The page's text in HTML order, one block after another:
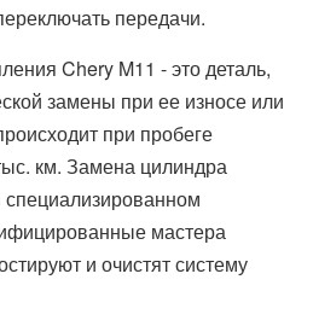
передачи.
Chery M11 - это деталь,
замены при ее износе или
при пробеге
км. Замена цилиндра
мастера
и очистят систему